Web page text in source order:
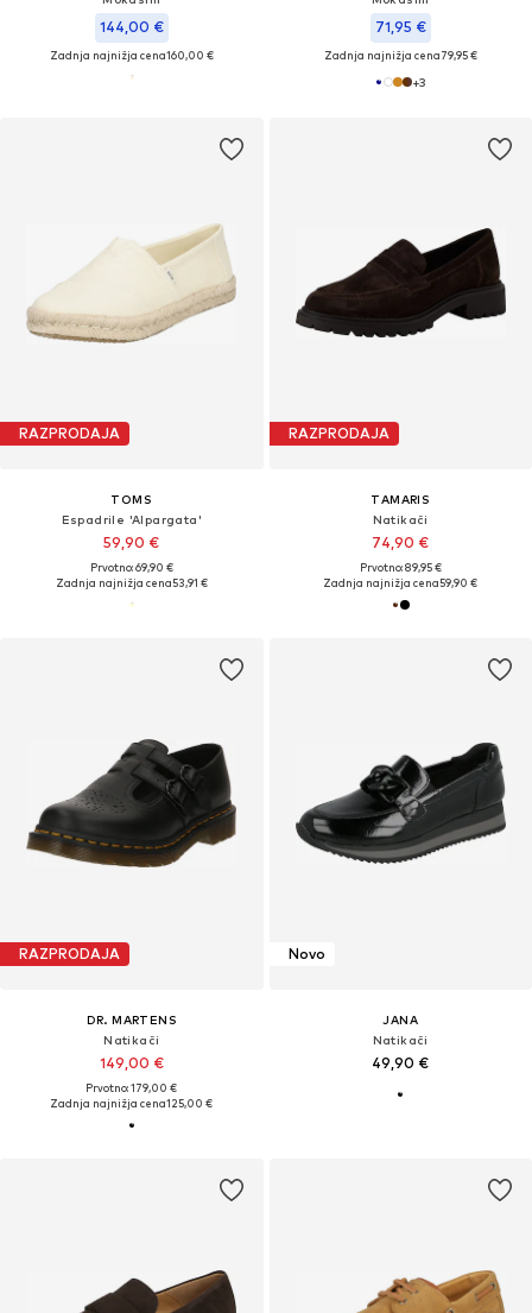
144,00 €
Zadnja najnižja cena160,00 €
71,95 €
Zadnja najnižja cena79,95 €
+3
RAZPRODAJA
TOMS
Espadrile 'Alpargata'
59,90 €
Prvotno: 69,90 €
Zadnja najnižja cena53,91 €
RAZPRODAJA
TAMARIS
Natikači
74,90 €
Prvotno: 89,95 €
Zadnja najnižja cena59,90 €
RAZPRODAJA
DR. MARTENS
Natikači
149,00 €
Prvotno: 179,00 €
Zadnja najnižja cena125,00 €
Novo
JANA
Natikači
49,90 €